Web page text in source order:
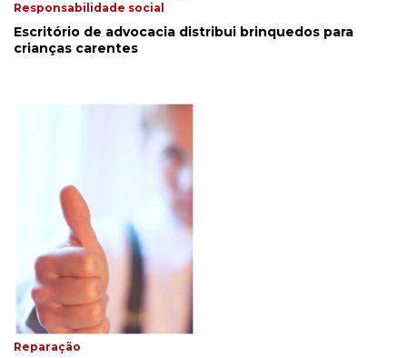
Responsabilidade social
Escritório de advocacia distribui brinquedos para
crianças carentes
Reparação